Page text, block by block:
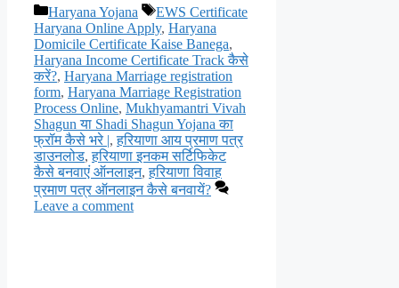
Categories
Haryana Yojana Tags
EWS Certificate
Haryana Online Apply, Haryana
Domicile Certificate Kaise Banega,
Haryana Income Certificate Track कैसे
करें?, Haryana Marriage registration
form, Haryana Marriage Registration
Process Online, Mukhyamantri Vivah
Shagun या Shadi Shagun Yojana का
फ्रॉम कैसे भरे |,हरियाणा आय प्रमाण पत्र
डाउनलोड,हरियाणा इनकम सर्टिफिकेट
कैसे बनवाएं ऑनलाइन,हरियाणा विवाह
प्रमाण पत्र ऑनलाइन कैसे बनवायें?
Leave a comment